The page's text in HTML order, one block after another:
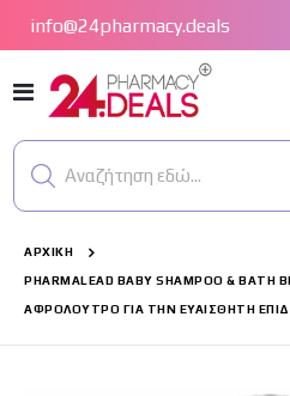
info@24pharmacy.deals
Εναλλαγή
Πλοήγησης
Αναζήτηση εδώ...
ΑΡΧΙΚΉ
PHARMALEAD BABY SHAMPOO &
ΑΦΡΌΛΟΥΤΡΟ ΓΙΑ ΤΗΝ ΕΥΑΊΣΘΗΤΗ